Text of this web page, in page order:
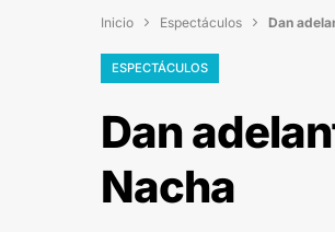
Inicio  Espectáculos  Dan
ESPECTÁCULOS
Dan
Nacha